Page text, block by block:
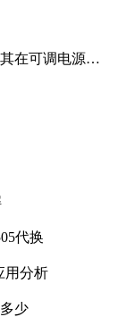
在可调电源设
代换
用分析
少